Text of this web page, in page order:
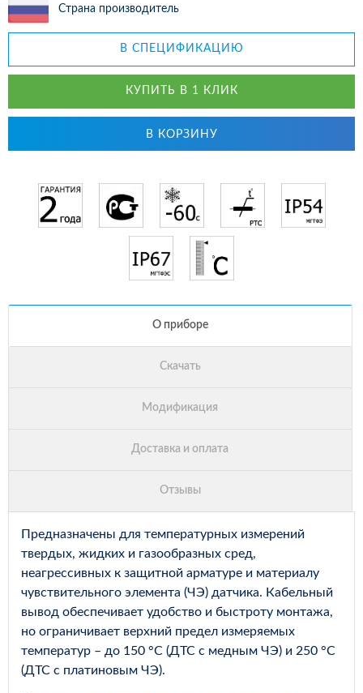
Страна производитель
В СПЕЦИФИКАЦИЮ
КУПИТЬ В 1 КЛИК
В КОРЗИНУ
Предназначены для температурных измерений
твердых, жидких и газообразных сред,
неагрессивных к защитной арматуре и материалу
чувствительного элемента (ЧЭ) датчика. Кабельный
вывод обеспечивает удобство и быстроту монтажа,
но ограничивает верхний предел измеряемых
температур – до 150 °С (ДТС с медным ЧЭ) и 250 °С
(ДТС с платиновым ЧЭ).